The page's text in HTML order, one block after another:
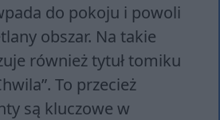
do pokoju i powoli
obszar. Na takie
również tytuł tomiku
To przecież
są kluczowe w